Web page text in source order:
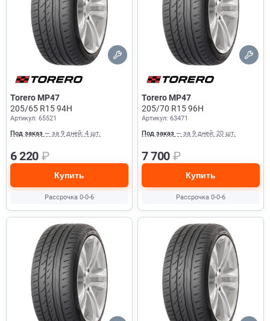
Torero MP47
205/65 R15 94H
Артикул: 65521
Под заказ — за 9 дней: 4 шт.
6 220 ₽
Купить
Рассрочка 0-0-6
Torero MP47
205/70 R15 96H
Артикул: 63471
Под заказ — за 9 дней: 20 шт.
7 700 ₽
Купить
Рассрочка 0-0-6